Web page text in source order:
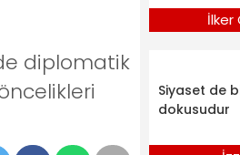
diplomatik
İlker
Siyaset de
dokusudur